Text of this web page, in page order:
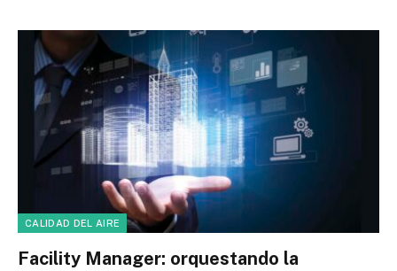
CALIDAD DEL AIRE
Facility Manager: orquestando la